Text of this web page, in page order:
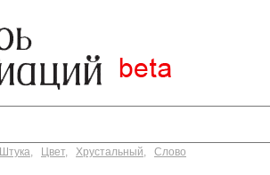
Штука, Цвет, Хрустальный, Слово